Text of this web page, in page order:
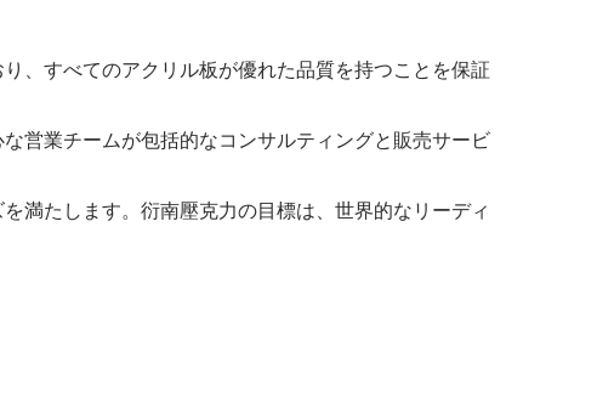
、すべてのアクリル板が優れた品質を持つことを保証
営業チームが包括的なコンサルティングと販売サービ
満たします。衍南壓克力の目標は、世界的なリーディ